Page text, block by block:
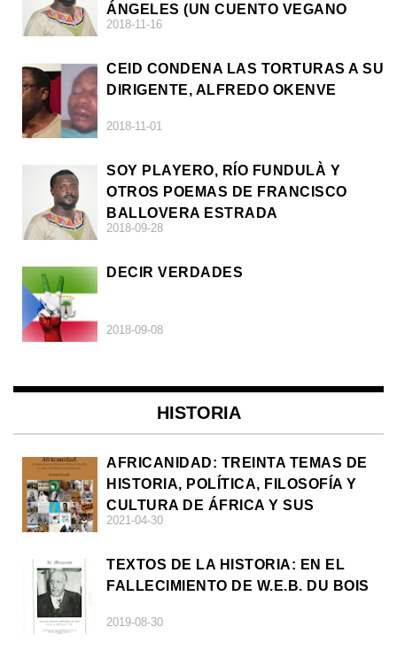
ÁNGELES (UN CUENTO VEGANO
AFRICANO)
2018-11-16
CEID CONDENA LAS TORTURAS A SU
DIRIGENTE, ALFREDO OKENVE
2018-11-01
SOY PLAYERO, RÍO FUNDULÀ Y
OTROS POEMAS DE FRANCISCO
BALLOVERA ESTRADA
2018-09-28
DECIR VERDADES
2018-09-08
HISTORIA
AFRICANIDAD: TREINTA TEMAS DE
HISTORIA, POLÍTICA, FILOSOFÍA Y
CULTURA DE ÁFRICA Y SUS
DIÁSPORAS
2021-04-30
TEXTOS DE LA HISTORIA: EN EL
FALLECIMIENTO DE W.E.B. DU BOIS
2019-08-30